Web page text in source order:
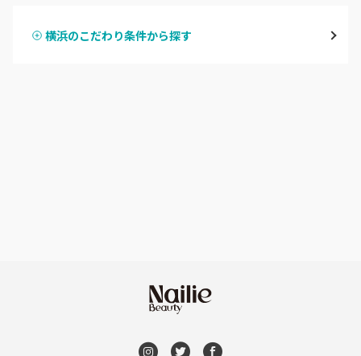
桜木町・みなとみらい・関内
ハンドスカルプ
横浜のこだわり条件から探す